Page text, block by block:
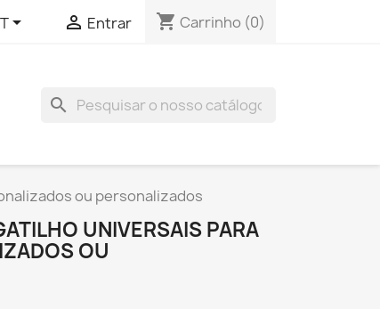
  Entrar shopping_cart Carrinho (0)
search
ou personalizados
UNIVERSAIS PARA
OU